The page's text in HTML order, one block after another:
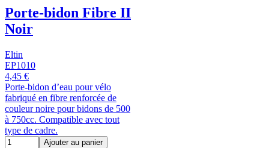
Porte-bidon Fibre II
Noir
Eltin
EP1010
4,45 €
Porte-bidon d’eau pour vélo
fabriqué en fibre renforcée de
couleur noire pour bidons de 500
à 750cc. Compatible avec tout
type de cadre.
Ajouter au panier